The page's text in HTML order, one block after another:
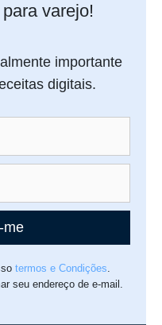
varejo!
importante
digitais.
me
termos e Condições.
seu endereço de e-mail.